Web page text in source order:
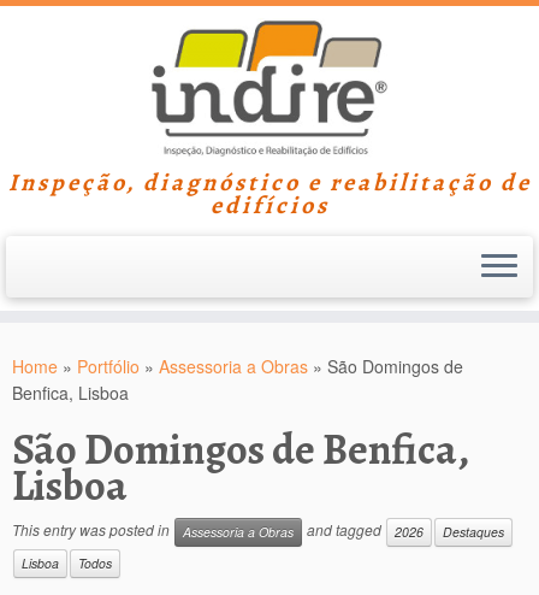
content
Inspeção, diagnóstico e reabilitação de
edifícios
Home » Portfólio » Assessoria a Obras » São Domingos de
Benfica, Lisboa
São Domingos de Benfica,
Lisboa
This entry was posted in Assessoria a Obras and tagged 2026
Destaques
Lisboa
Todos